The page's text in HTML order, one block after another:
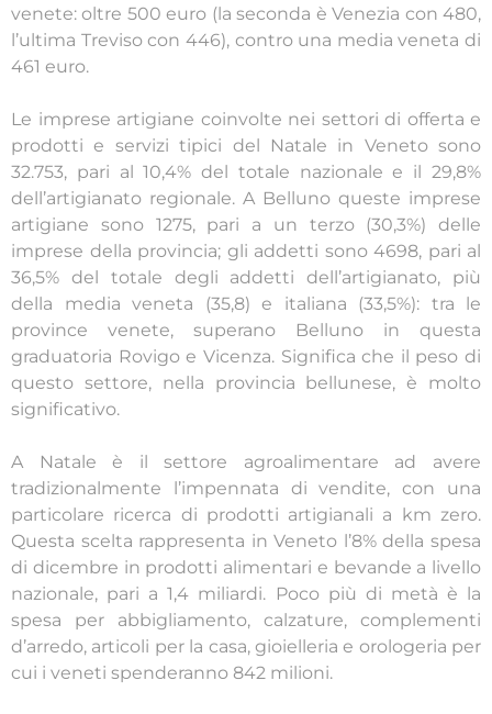
venete: oltre 500 euro (la seconda è Venezia con 480,
l’ultima Treviso con 446), contro una media veneta di
461 euro.
Le imprese artigiane coinvolte nei settori di offerta e
prodotti e servizi tipici del Natale in Veneto sono
32.753, pari al 10,4% del totale nazionale e il 29,8%
dell’artigianato regionale. A Belluno queste imprese
artigiane sono 1275, pari a un terzo (30,3%) delle
imprese della provincia; gli addetti sono 4698, pari al
36,5% del totale degli addetti dell’artigianato, più
della media veneta (35,8) e italiana (33,5%): tra le
province venete, superano Belluno in questa
graduatoria Rovigo e Vicenza. Significa che il peso di
questo settore, nella provincia bellunese, è molto
significativo.
A Natale è il settore agroalimentare ad avere
tradizionalmente l’impennata di vendite, con una
particolare ricerca di prodotti artigianali a km zero.
Questa scelta rappresenta in Veneto l’8% della spesa
di dicembre in prodotti alimentari e bevande a livello
nazionale, pari a 1,4 miliardi. Poco più di metà è la
spesa per abbigliamento, calzature, complementi
d’arredo, articoli per la casa, gioielleria e orologeria per
cui i veneti spenderanno 842 milioni.